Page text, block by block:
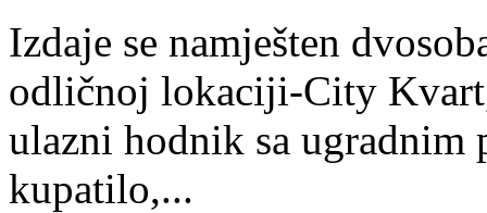
Izdaje se namješten
odličnoj lokaciji-City
ulazni hodnik sa ugradnim
kupatilo,...